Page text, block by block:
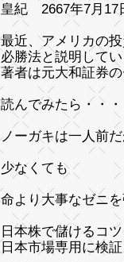
皇紀 2667年7月17
最近、アメリカの
必勝法と説明してい
著者は元大和証券
読んでみたら・・・
ノーガキは一人前
少なくても
命より大事なゼニ
日本株で儲けるコ
日本市場専用に検